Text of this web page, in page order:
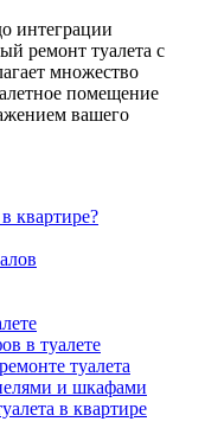
интеграции
ремонт туалета с
множество
помещение
вашего
квартире?
в туалете
туалета
и шкафами
в квартире